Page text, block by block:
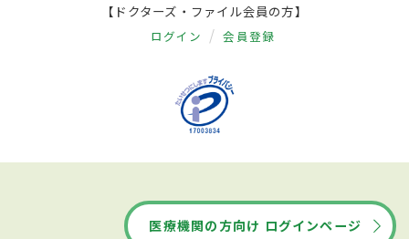
【ドクターズ・ファイル会員の方】
ログイン 会員登録
医療機関の方向け ログインページ